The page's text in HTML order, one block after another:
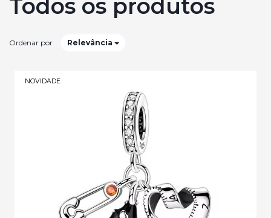
Todos os produtos
Ordenar por Relevância
NOVIDADE